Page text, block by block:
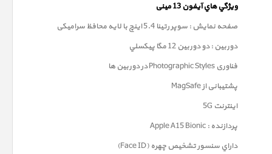
ويژگي هاي آيفون 13
مینی
صفحه نمايش : سوپر رتينا 5.4 اينچ با لایه محافظ سرامیکی
دوربين : دو دوربین 12 مگا پيکسلي
فناوری Photographic Stylesدر دوربین ها
پشتیبانی از MagSafe
اینترنت 5G
پردازنده : Apple A15 Bionic
داراي سنسور تشخيص چهره (Face ID)